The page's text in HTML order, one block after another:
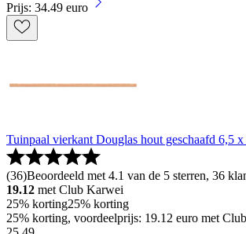
Prijs: 34.49 euro
Tuinpaal vierkant Douglas hout geschaafd 6,5
(36)Beoordeeld met 4.1 van de 5 sterren, 36
19.12 met Club Karwei
25% korting25% korting
25% korting, voordeelprijs: 19.12 euro met